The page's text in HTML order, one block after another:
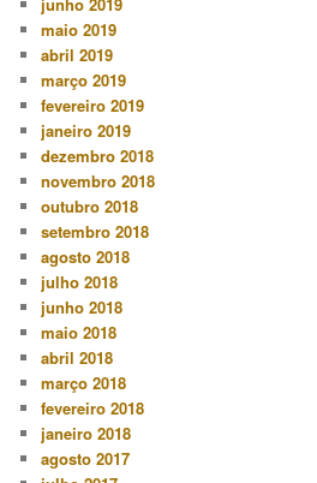
maio 2019
abril 2019
março 2019
fevereiro 2019
janeiro 2019
dezembro 2018
novembro 2018
outubro 2018
setembro 2018
agosto 2018
julho 2018
junho 2018
maio 2018
abril 2018
março 2018
fevereiro 2018
janeiro 2018
agosto 2017